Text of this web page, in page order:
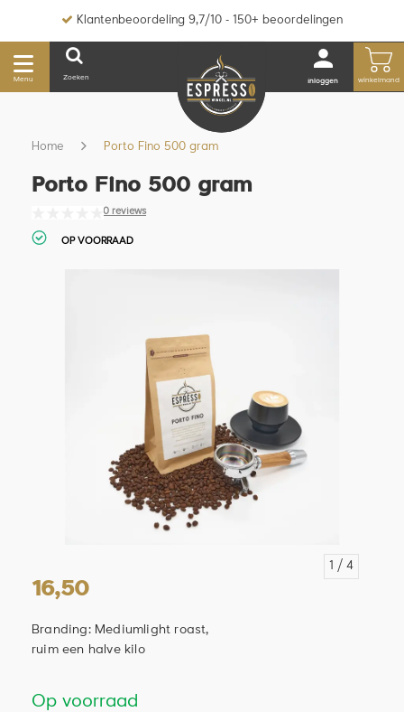
Klantenbeoordeling 9,7/10 - 150+ beoordelingen
Menu Zoeken inloggen winkelmand
Home Porto Fino 500 gram
Porto Fino 500 gram
0 reviews
OP VOORRAAD
1 / 4
16,50
Branding: Medium­light roast,
ruim een halve kilo
Op voorraad